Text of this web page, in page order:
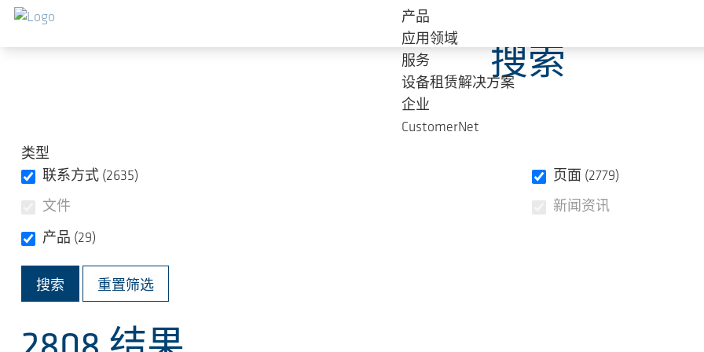
跳转到主要内容
产品
应用领域
服务
设备租赁解决方案
企业
CustomerNet
搜索
类型
联系方式 (2635)
页面 (2779)
文件 新闻资讯
产品 (29)
重置筛选